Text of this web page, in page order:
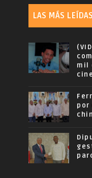
LAS MÁS LEÍDAS
mil
por